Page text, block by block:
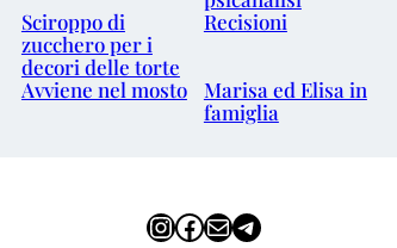
Sciroppo di
zucchero per i
decori delle torte
Recisioni
Avviene nel mosto
Marisa ed Elisa in
famiglia
InstagramFacebook Email Telegram